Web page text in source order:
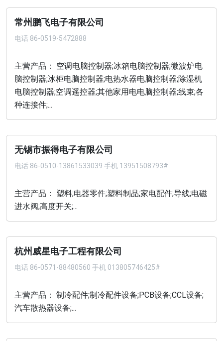
常州鹏飞电子有限公司
电话 86-0519-5472888
主营产品： 空调电脑控制器;冰箱电脑控制器;微波炉电
脑控制器;冰柜电脑控制器;电热水器电脑控制器;除湿机
电脑控制器;空调遥控器;其他家用电电脑控制器;线束;各
种连接件;...
无锡市振得电子有限公司
电话 86-0510-13861533039 手机 13951508793#
主营产品： 塑料;电器零件;塑料制品;家电配件;导线;电磁
进水阀;高度开关;...
杭州威星电子工程有限公司
电话 86-0571-88480560 手机 013805746425#
主营产品： 制冷配件;制冷配件设备;PCB设备;CCL设备;
汽车散热器设备;...